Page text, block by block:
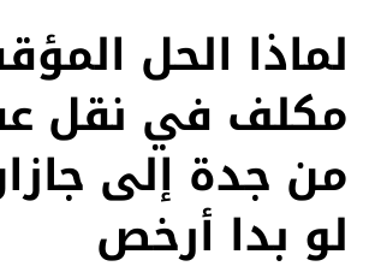
لماذا الحل
مكلف في نقل
من جدة إلى
لو بدا أرخص